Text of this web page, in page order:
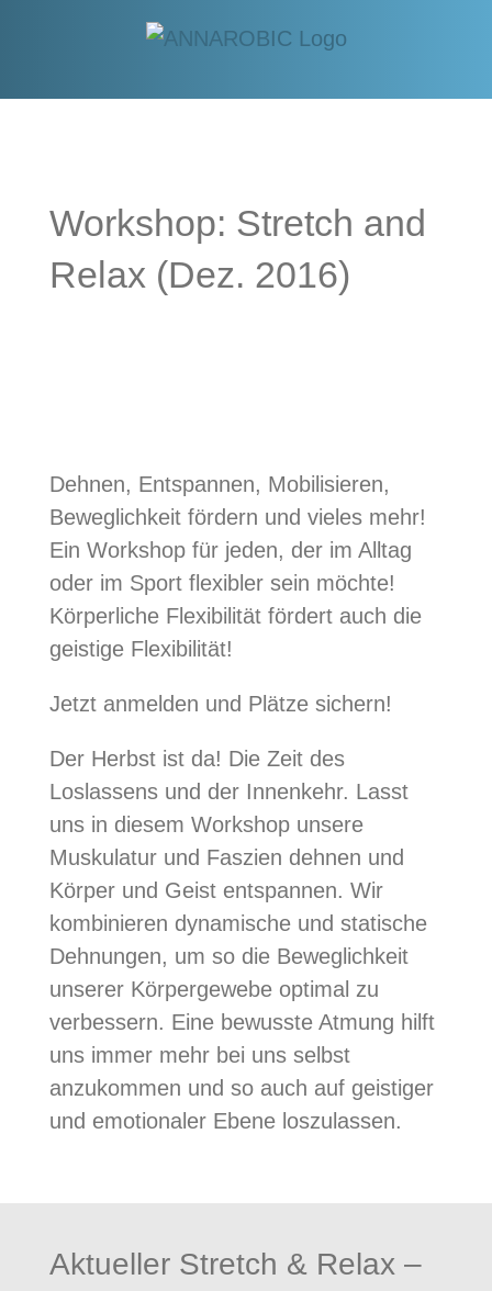
Workshop: Stretch and
Relax (Dez. 2016)
Dehnen, Entspannen, Mobilisieren,
Beweglichkeit fördern und vieles mehr!
Ein Workshop für jeden, der im Alltag
oder im Sport flexibler sein möchte!
Körperliche Flexibilität fördert auch die
geistige Flexibilität!
Jetzt anmelden und Plätze sichern!
Der Herbst ist da! Die Zeit des
Loslassens und der Innenkehr. Lasst
uns in diesem Workshop unsere
Muskulatur und Faszien dehnen und
Körper und Geist entspannen. Wir
kombinieren dynamische und statische
Dehnungen, um so die Beweglichkeit
unserer Körpergewebe optimal zu
verbessern. Eine bewusste Atmung hilft
uns immer mehr bei uns selbst
anzukommen und so auch auf geistiger
und emotionaler Ebene loszulassen.
Aktueller Stretch & Relax –